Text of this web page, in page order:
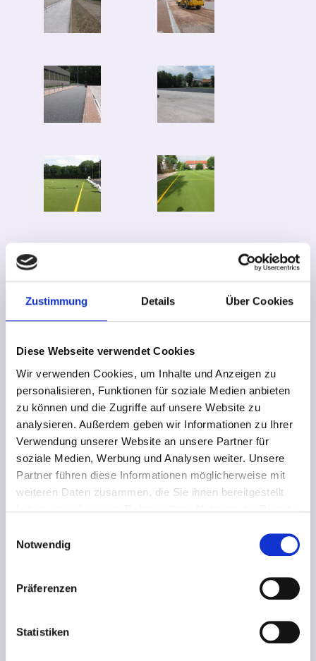
Zustimmung Details Über Cookies
Diese Webseite verwendet Cookies
Wir verwenden Cookies, um Inhalte und Anzeigen zu
personalisieren, Funktionen für soziale Medien anbieten
zu können und die Zugriffe auf unsere Website zu
analysieren. Außerdem geben wir Informationen zu Ihrer
Verwendung unserer Website an unsere Partner für
soziale Medien, Werbung und Analysen weiter. Unsere
Partner führen diese Informationen möglicherweise mit
weiteren Daten zusammen, die Sie ihnen bereitgestellt
Notwendig
Präferenzen
Statistiken